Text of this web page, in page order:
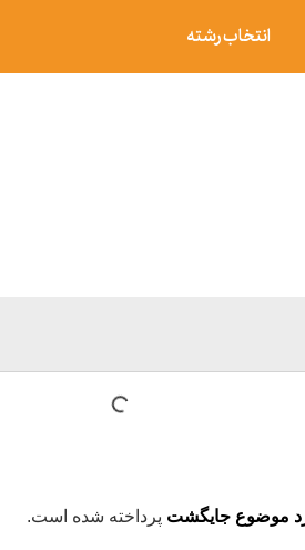
انتخاب رشته
موضوع جایگشت پرداخته شده است.